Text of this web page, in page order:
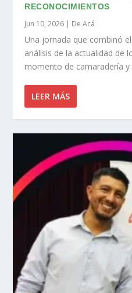
RECONOCIMIENTOS
Jun 10, 2026 | De Acá
Una jornada que combinó
análisis de la actualidad de
momento de camaradería
LEER MÁS